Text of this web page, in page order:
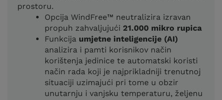
prostoru.
Opcija WindFree™ neutralizira izravan
propuh zahvaljujući 21.000 mikro rupica
Funkcija umjetne inteligencije (AI)
analizira i pamti korisnikov način
korištenja jedinice te automatski koristi
način rada koji je najprikladniji trenutnoj
situaciji uzimajući pri tome u obzir
unutarnju i vanjsku temperaturu, željenu